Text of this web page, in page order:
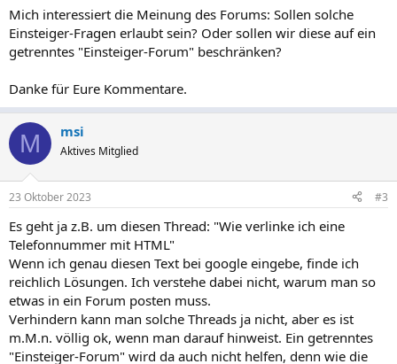
Mich interessiert die Meinung des Forums: Sollen solche
Einsteiger-Fragen erlaubt sein? Oder sollen wir diese auf ein
getrenntes "Einsteiger-Forum" beschränken?
Danke für Eure Kommentare.
M msi
Aktives Mitglied
23 Oktober 2023 #3
Es geht ja z.B. um diesen Thread: "Wie verlinke ich eine
Telefonnummer mit HTML"
Wenn ich genau diesen Text bei google eingebe, finde ich
reichlich Lösungen. Ich verstehe dabei nicht, warum man so
etwas in ein Forum posten muss.
Verhindern kann man solche Threads ja nicht, aber es ist
m.M.n. völlig ok, wenn man darauf hinweist. Ein getrenntes
"Einsteiger-Forum" wird da auch nicht helfen, denn wie die